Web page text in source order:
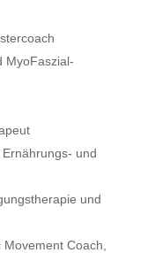
MyoFaszial-
und
und
Movement Coach,